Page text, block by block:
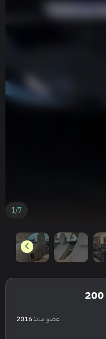
1/7
عضو منذ:2016